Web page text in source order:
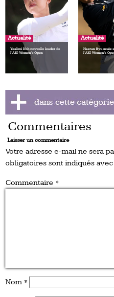
Actualité
Yealimi Noh nouvelle leader de
l’AIG Women’s Open
Actualité
Haeran Ryu seule
l’AIG Women’s
Commentaires
Laisser un commentaire
Votre adresse e-mail ne sera
obligatoires sont indiqués avec
Commentaire *
Nom *